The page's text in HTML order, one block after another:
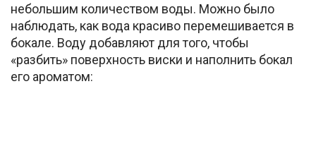
небольшим количеством воды. Можно было
наблюдать, как вода красиво перемешивается в
бокале. Воду добавляют для того, чтобы
«разбить» поверхность виски и наполнить бокал
его ароматом: